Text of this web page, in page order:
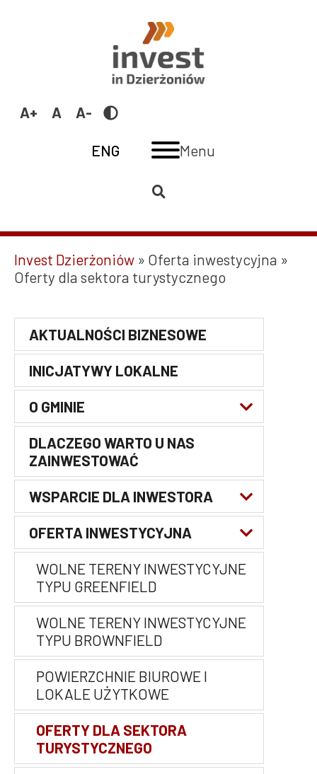
Invest
font
Przełącz
Switch
ENG Menu
Ścieżka
nawigacyjna
Invest Dzierżoniów
Oferta inwestycyjna
Oferty dla sektora turystycznego
Główna
nawigacja
AKTUALNOŚCI BIZNESOWE
INICJATYWY LOKALNE
O GMINIE
NAJWAŻNIEJSZE INFORMACJE O
GMINIE
CHARAKTERYSTYKA LOKALNEJ
GOSPODARKI
RYNEK PRACY W PIGUŁCE
EDUKACJA
POŁĄCZENIA KOMUNIKACYJNE I
INFRASTRUKTURA TECHNICZNA
INSTYTUCJE WSPIERAJĄCE
BIZNES
DZIERŻONIOWSKA RADA
PRZEDSIĘBIORCÓW
DLACZEGO WARTO U NAS
ZAINWESTOWAĆ
WSPARCIE DLA INWESTORA
WSPARCIE NA POZIOME
LOKALNYM
WSPARCIE NA POZIOMIE
REGIONALNYM
WSPARCIE NA POZIOMIE
KRAJOWYM
ZATRUDNIENIE OSÓB Z
NIEPEŁNOSPRAWNOŚCIĄ
OFERTA INWESTYCYJNA
WOLNE TERENY INWESTYCYJNE
TYPU GREENFIELD
WOLNE TERENY INWESTYCYJNE
TYPU BROWNFIELD
POWIERZCHNIE BIUROWE I
LOKALE UŻYTKOWE
OFERTY DLA SEKTORA
TURYSTYCZNEGO